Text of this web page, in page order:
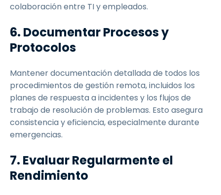
colaboración entre TI y empleados.
6. Documentar Procesos y
Protocolos
Mantener documentación detallada de todos los
procedimientos de gestión remota, incluidos los
planes de respuesta a incidentes y los flujos de
trabajo de resolución de problemas. Esto asegura
consistencia y eficiencia, especialmente durante
emergencias.
7. Evaluar Regularmente el
Rendimiento